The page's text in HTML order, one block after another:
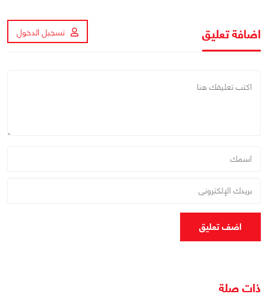
اضافة تعليق تسجيل الدخول
اضف تعليق
ذات صلة